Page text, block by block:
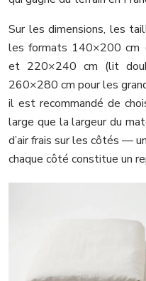
Sur les dimensions, les
les formats 140×200 cm
et 220×240 cm (lit
260×280 cm pour les
il est recommandé de
large que la largeur du
d’air frais sur les côtés —
chaque côté constitue un